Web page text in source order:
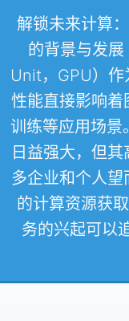
解锁未来计算
的背景与发
Unit，GPU）
性能直接影响
训练等应用场景
日益强大，但
多企业和个人
的计算资源获
务的兴起可以